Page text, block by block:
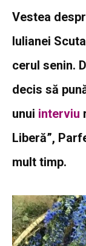
Vestea
Iulianei
cerul senin.
decis să
unui interviu
Liberă”,
mult timp.